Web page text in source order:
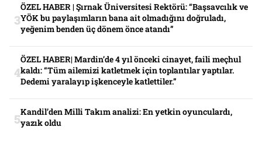
ÖZEL HABER | Şırnak Üniversitesi Rektörü: “Başsavcılık ve
YÖK bu paylaşımların bana ait olmadığını doğruladı,
yeğenim benden üç dönem önce atandı”
ÖZEL HABER| Mardin’de 4 yıl önceki cinayet, faili meçhul
kaldı: “Tüm ailemizi katletmek için toplantılar yaptılar.
Dedemi yaralayıp işkenceyle katlettiler.”
Kandil’den Milli Takım analizi: En yetkin oyunculardı,
yazık oldu